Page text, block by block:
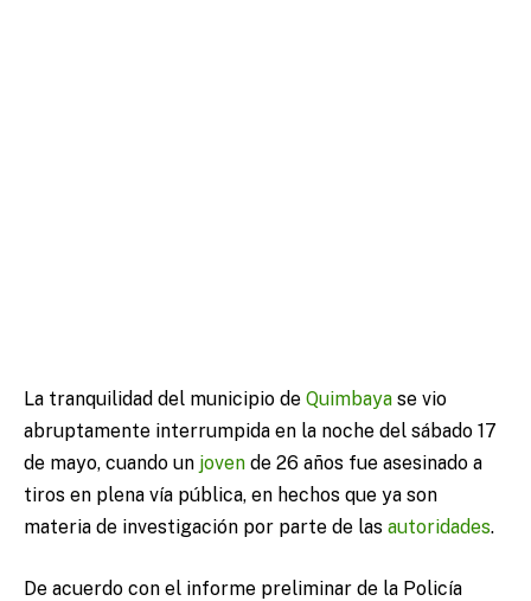
La tranquilidad del municipio de Quimbaya se vio
abruptamente interrumpida en la noche del sábado 17
de mayo, cuando un joven de 26 años fue asesinado a
tiros en plena vía pública, en hechos que ya son
materia de investigación por parte de las autoridades.
De acuerdo con el informe preliminar de la Policía